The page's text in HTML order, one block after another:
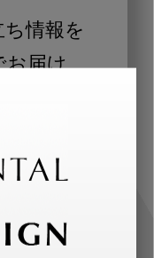
情報を
お届け
科医師、歯
合わせた内
けします。